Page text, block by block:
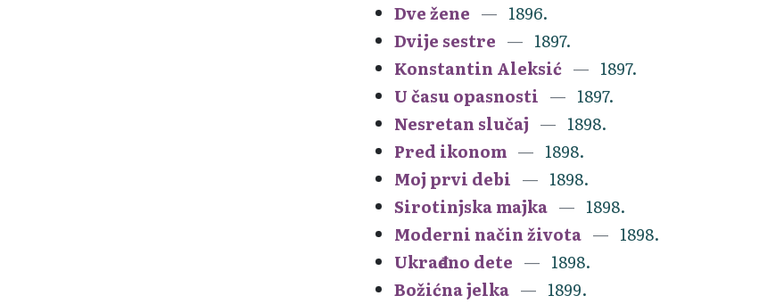
Dve žene
1896.
Dvije sestre
1897.
Konstantin Aleksić
1897.
U času opasnosti
1897.
Nesretan slučaj
1898.
Pred ikonom
1898.
Moj prvi debi
1898.
Sirotinjska majka
1898.
Moderni način života
1898.
Ukrađeno dete
1898.
Božićna jelka
1899.